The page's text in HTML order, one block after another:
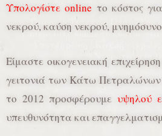
Γραφείο Τελετών Ίλιον -
Υπολογίστε online το κόστος
Νεκροταφείο
Υπολογίστε online το κόστος
νεκρού, καύση νεκρού,
Είμαστε οικογενειακή
γειτονιά των Κάτω
το 2012 προσφέρουμε υψηλού
υπευθυνότητα και